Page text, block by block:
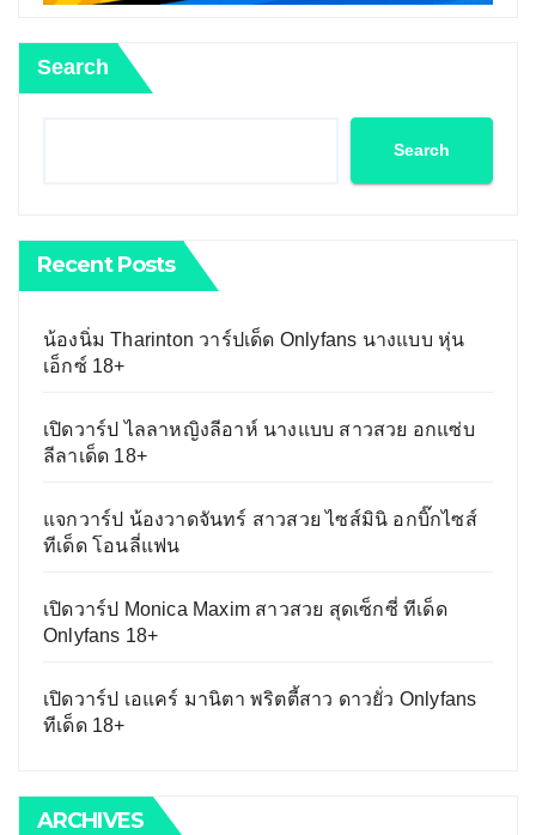
Search
Search
Recent Posts
น้องนิ่ม Tharinton วาร์ปเด็ด Onlyfans นางแบบ หุ่น
เอ็กซ์ 18+
เปิดวาร์ป ไลลาหญิงลีอาห์ นางแบบ สาวสวย อกแซ่บ
ลีลาเด็ด 18+
แจกวาร์ป น้องวาดจันทร์ สาวสวย ไซส์มินิ อกบิ๊กไซส์
ทีเด็ด โอนลี่แฟน
เปิดวาร์ป Monica Maxim สาวสวย สุดเซ็กซี่ ทีเด็ด
Onlyfans 18+
เปิดวาร์ป เอแคร์ มานิตา พริตตี้สาว ดาวยั่ว Onlyfans
ทีเด็ด 18+
ARCHIVES